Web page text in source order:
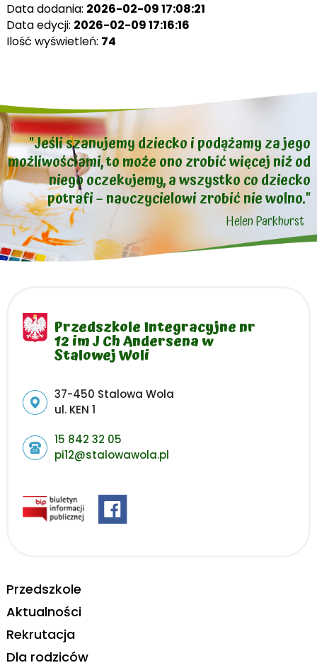
Data dodania: 2026-02-09 17:08:21
Data edycji: 2026-02-09 17:16:16
Ilość wyświetleń: 74
"Jeśli szanujemy dziecko i podążamy za jego
możliwościami, to może ono zrobić więcej niż od
niego oczekujemy, a wszystko co dziecko
potrafi – nauczycielowi zrobić nie wolno."
Helen Parkhurst
Przedszkole Integracyjne nr
12 im J Ch Andersena w
Stalowej Woli
Adres pocztowy:
37-450 Stalowa Wola
ul. KEN 1
15 842 32 05
pi12@stalowawola.pl
Przedszkole
Aktualności
Rekrutacja
Dla rodziców